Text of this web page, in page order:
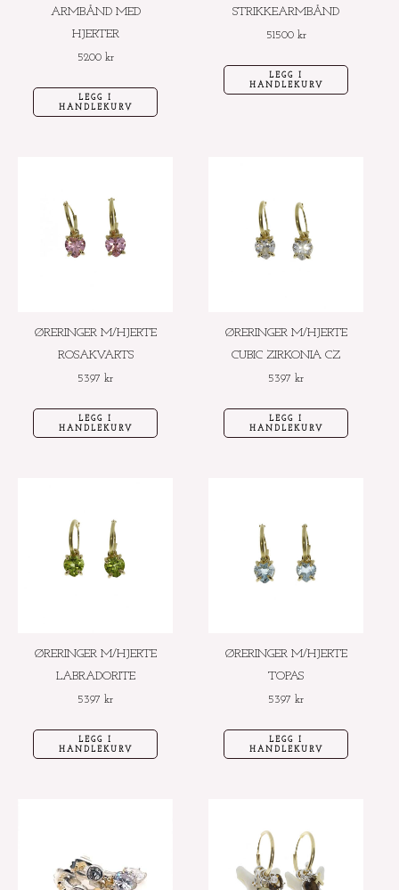
ARMBÅND MED
HJERTER
5200 kr
LEGG I
HANDLEKURV
STRIKKEARMBÅND
51500 kr
LEGG I
HANDLEKURV
ØRERINGER M/HJERTE
ROSAKVARTS
5397 kr
LEGG I
HANDLEKURV
ØRERINGER M/HJERTE
CUBIC ZIRKONIA CZ
5397 kr
LEGG I
HANDLEKURV
ØRERINGER M/HJERTE
LABRADORITE
5397 kr
LEGG I
HANDLEKURV
ØRERINGER M/HJERTE
TOPAS
5397 kr
LEGG I
HANDLEKURV